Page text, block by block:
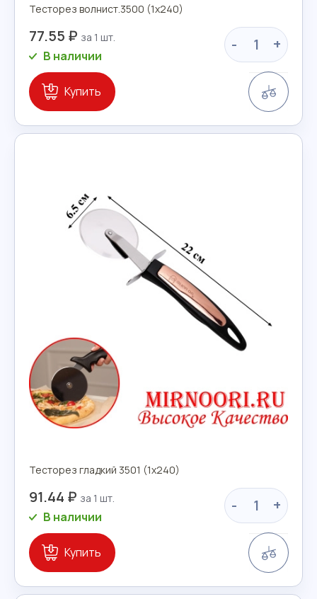
Тесторез волнист.3500 (1х240)
77.55 ₽ - +
В наличии
Купить
Тесторез гладкий 3501 (1х240)
91.44 ₽ - +
В наличии
Купить